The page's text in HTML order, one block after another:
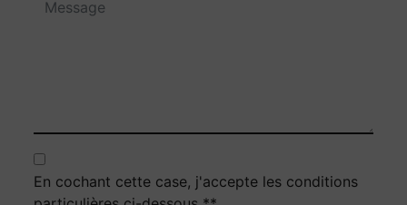
En cochant cette case, j'accepte les conditions